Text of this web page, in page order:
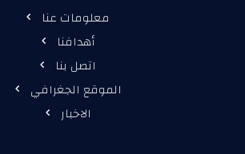
معلومات عنا
أهدافنا
اتصل بنا
الموقع الجغرافي
الاخبار